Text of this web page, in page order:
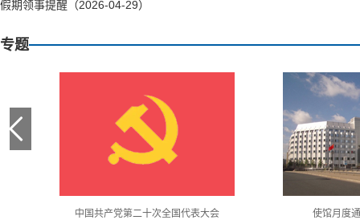
假期领事提醒（2026-04-29）
专题
中国共产党第二十次全国代表大会 使馆月度